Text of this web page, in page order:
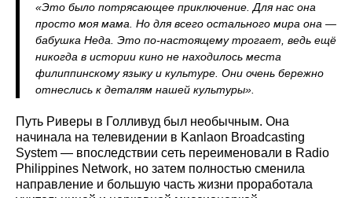
«Это было потрясающее приключение. Для нас она
просто моя мама. Но для всего остального мира она —
бабушка Неда. Это по-настоящему трогает, ведь ещё
никогда в истории кино не находилось места
филиппинскому языку и культуре. Они очень бережно
отнеслись к деталям нашей культуры».
Путь Риверы в Голливуд был необычным. Она
начинала на телевидении в Kanlaon Broadcasting
System — впоследствии сеть переименовали в Radio
Philippines Network, но затем полностью сменила
направление и большую часть жизни проработала